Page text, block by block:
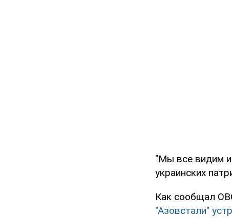
"Мы все видим и
украинских
Как сообщал
"Азовстали"